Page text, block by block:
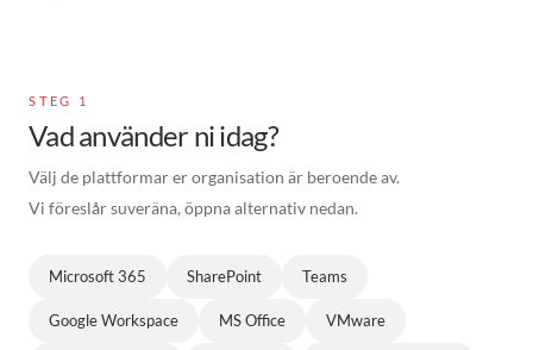
STEG 1
Vad använder ni idag?
Välj de plattformar er organisation är beroende av.
Vi föreslår suveräna, öppna alternativ nedan.
Microsoft 365 SharePoint Teams
Google Workspace MS Office VMware